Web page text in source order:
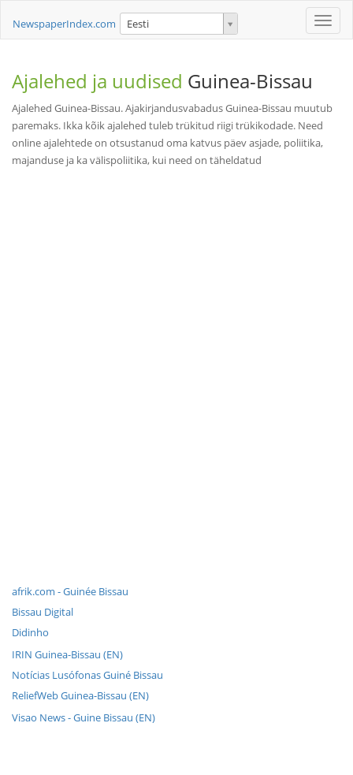
Toggle
NewspaperIndex.com Eesti
Ajalehed ja uudised Guinea-Bissau
Ajalehed Guinea-Bissau. Ajakirjandusvabadus Guinea-Bissau muutub
paremaks. Ikka kõik ajalehed tuleb trükitud riigi trükikodade. Need
online ajalehtede on otsustanud oma katvus päev asjade, poliitika,
majanduse ja ka välispoliitika, kui need on täheldatud
afrik.com - Guinée Bissau
Bissau Digital
Didinho
IRIN Guinea-Bissau (EN)
Notícias Lusófonas Guiné Bissau
ReliefWeb Guinea-Bissau (EN)
Visao News - Guine Bissau (EN)